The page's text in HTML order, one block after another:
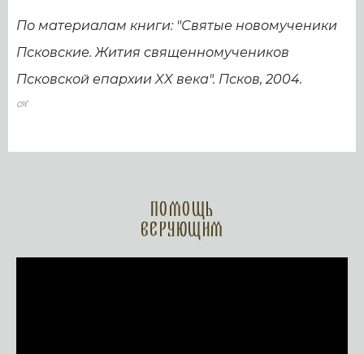
По материалам книги: "Святые новомученики
Псковские. Жития священномучеников
Псковской епархии XX века". Псков, 2004.
Помощь
верующим